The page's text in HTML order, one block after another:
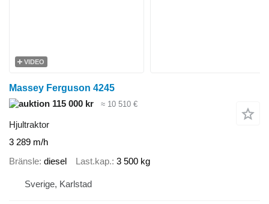
VIDEO
Massey Ferguson 4245
115 000 kr
≈ 10 510 €
Hjultraktor
3 289 m/h
Bränsle diesel Last.kap. 3 500 kg
Sverige, Karlstad